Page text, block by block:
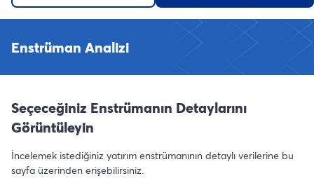
Enstrüman Analizi
Seçeceğiniz Enstrümanın Detaylarını
Görüntüleyin
İncelemek istediğiniz yatırım enstrümanının detaylı verilerine bu
sayfa üzerinden erişebilirsiniz.